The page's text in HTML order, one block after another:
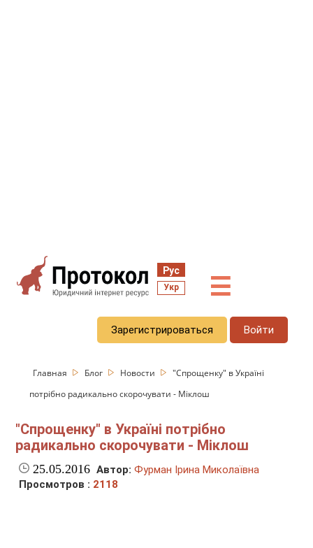
Рус
Укр ☰
Зарегистрироваться Войти
Главная Блог Новости
"Спрощенку" в Україні
потрібно радикально скорочувати - Міклош
"Спрощенку" в Україні потрібно
радикально скорочувати - Міклош
25.05.2016 Автор: Фурман Ірина Миколаївна
Просмотров : 2118